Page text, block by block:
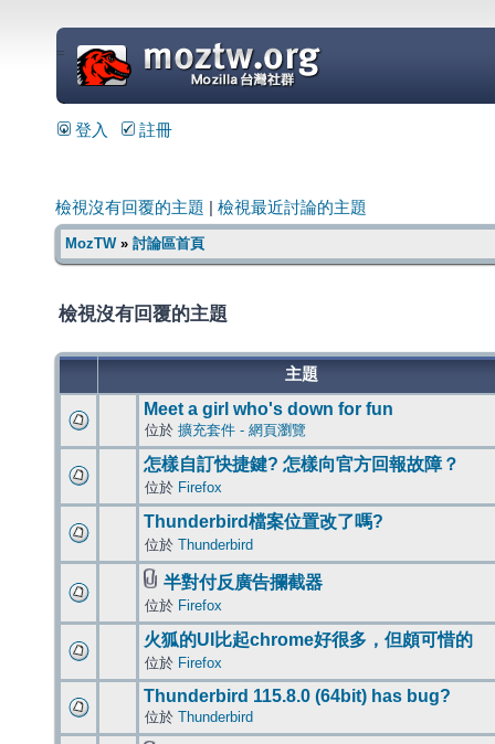
=
登入 註冊
檢視沒有回覆的主題 檢視最近討論的主題
MozTW» 討論區首頁
檢視沒有回覆的主題
主題
Meet a girl who's down for fun
位於 擴充套件 - 網頁瀏覽
怎樣自訂快捷鍵? 怎樣向官方回報故障？
位於 Firefox
Thunderbird檔案位置改了嗎?
位於 Thunderbird
半對付反廣告攔截器
位於 Firefox
火狐的UI比起chrome好很多，但頗可惜的
位於 Firefox
Thunderbird 115.8.0 (64bit) has bug?
位於 Thunderbird